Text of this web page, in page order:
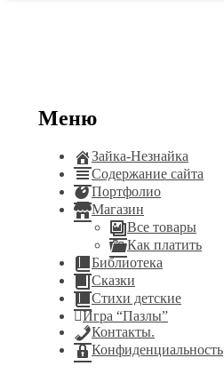
Меню
Зайка-Незнайка
Содержание сайта
Портфолио
Магазин
Все товары
Как платить
Библиотека
Сказки
Стихи детские
Игра “Пазлы”
Контакты.
Конфиденциальность